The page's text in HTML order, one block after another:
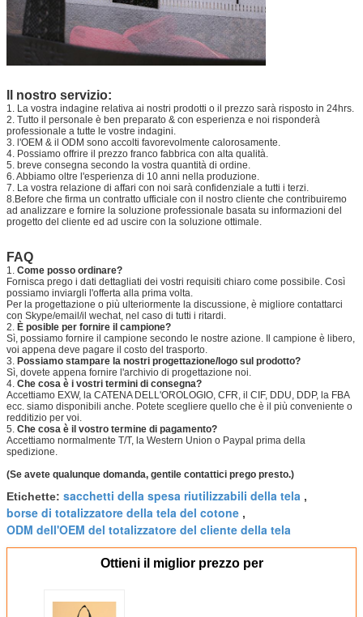
Il nostro servizio:
1. La vostra indagine relativa ai nostri prodotti o il prezzo sarà risposto in 24hrs.
2. Tutto il personale è ben preparato & con esperienza e noi risponderà
professionale a tutte le vostre indagini.
3. l'OEM & il ODM sono accolti favorevolmente calorosamente.
4. Possiamo offrire il prezzo franco fabbrica con alta qualità.
5. breve consegna secondo la vostra quantità di ordine.
6. Abbiamo oltre l'esperienza di 10 anni nella produzione.
7. La vostra relazione di affari con noi sarà confidenziale a tutti i terzi.
8.Before che firma un contratto ufficiale con il nostro cliente che contribuiremo
ad analizzare e fornire la soluzione professionale basata su informazioni del
progetto del cliente ed ad uscire con la soluzione ottimale.
FAQ
1. Come posso ordinare?
Fornisca prego i dati dettagliati dei vostri requisiti chiaro come possibile. Così
possiamo inviargli l'offerta alla prima volta.
Per la progettazione o più ulteriormente la discussione, è migliore contattarci
con Skype/email/il wechat, nel caso di tutti i ritardi.
2. È posible per fornire il campione?
Sì, possiamo fornire il campione secondo le nostre azione. Il campione è libero,
voi appena deve pagare il costo del trasporto.
3. Possiamo stampare la nostri progettazione/logo sul prodotto?
Sì, dovete appena fornire l'archivio di progettazione noi.
4. Che cosa è i vostri termini di consegna?
Accettiamo EXW, la CATENA DELL'OROLOGIO, CFR, il CIF, DDU, DDP, la FBA
ecc. siamo disponibili anche. Potete scegliere quello che è il più conveniente o
redditizio per voi.
5. Che cosa è il vostro termine di pagamento?
Accettiamo normalmente T/T, la Western Union o Paypal prima della
spedizione.
(Se avete qualunque domanda, gentile contattici prego presto.)
Etichette: sacchetti della spesa riutilizzabili della tela ,
borse di totalizzatore della tela del cotone ,
ODM dell'OEM del totalizzatore del cliente della tela
Ottieni il miglior prezzo per